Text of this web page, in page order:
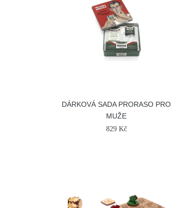
DÁRKOVÁ SADA PRORASO PRO
MUŽE
829 Kč